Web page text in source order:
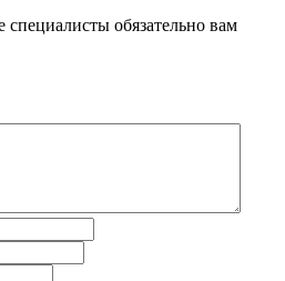
обязательно вам